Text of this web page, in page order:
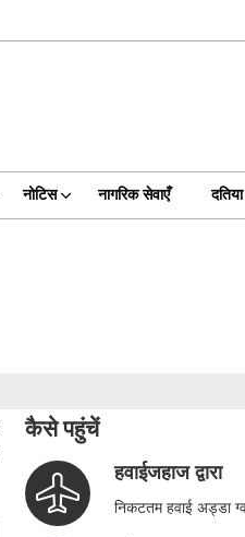
नोटिस नागरिक सेवाएँ
कैसे पहुंचें
हवाईजहाज द्वारा
निकटतम हवाई अड्डा